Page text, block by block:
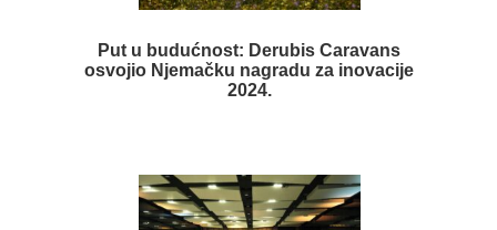
Put u budućnost: Derubis Caravans
osvojio Njemačku nagradu za inovacije
2024.